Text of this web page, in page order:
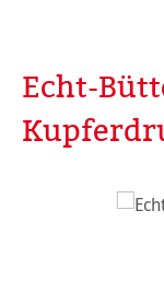
Echt-
Bildergalerie